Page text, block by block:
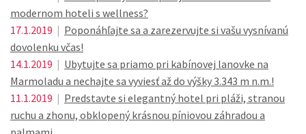
modernom hoteli s wellness?
17.1.2019 | Poponáhľajte sa a zarezervujte si vašu vysnívanú
dovolenku včas!
14.1.2019 | Ubytujte sa priamo pri kabínovej lanovke na
Marmoladu a nechajte sa vyviesť až do výšky 3.343 m n.m.!
11.1.2019 | Predstavte si elegantný hotel pri pláži, stranou
ruchu a zhonu, obklopený krásnou píniovou záhradou a